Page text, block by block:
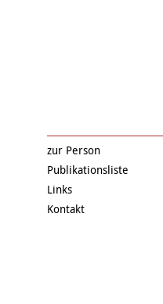
zur Person
Publikationsliste
Links
Kontakt